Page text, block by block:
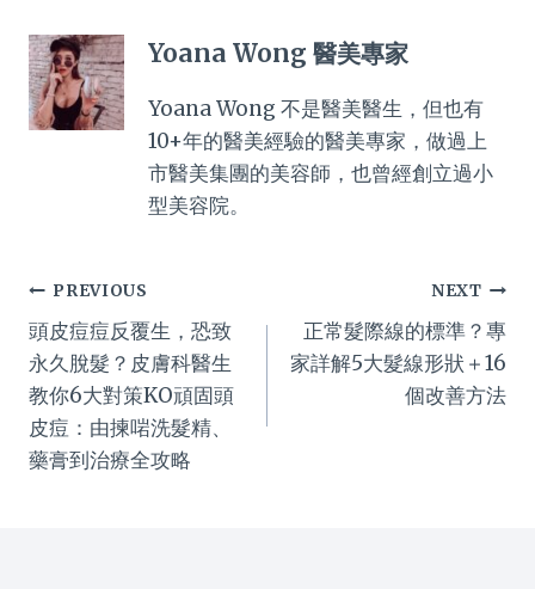
Yoana Wong 醫美專家
Yoana Wong 不是醫美醫生，但也有
10+年的醫美經驗的醫美專家，做過上
市醫美集團的美容師，也曾經創立過小
型美容院。
Post
navigation
PREVIOUS
頭皮痘痘反覆生，恐致
永久脫髮？皮膚科醫生
教你6大對策KO頑固頭
皮痘：由揀啱洗髮精、
藥膏到治療全攻略
NEXT
正常髮際線的標準？專
家詳解5大髮線形狀＋16
個改善方法